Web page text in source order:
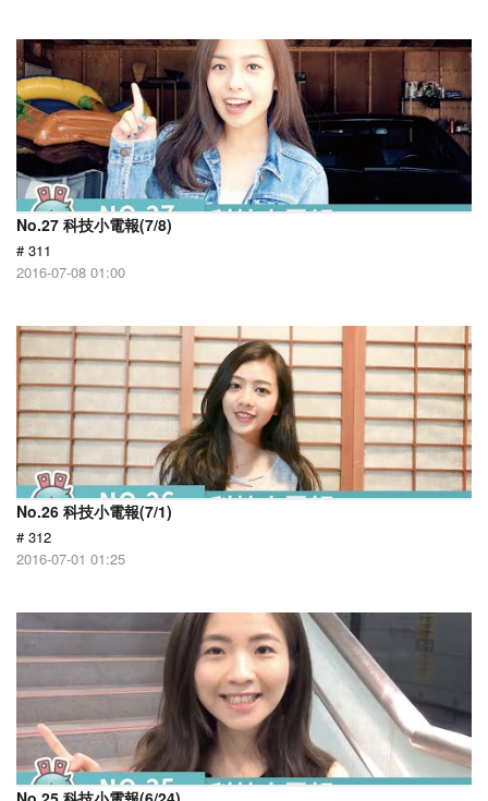
No.27 科技小電報(7/8)
# 311
2016-07-08 01:00
No.26 科技小電報(7/1)
# 312
2016-07-01 01:25